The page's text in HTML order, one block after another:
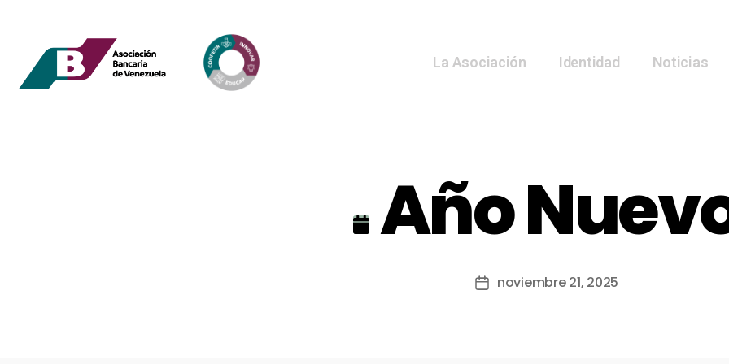
La Asociación Identidad Noticias
Año
noviembre 21, 2025